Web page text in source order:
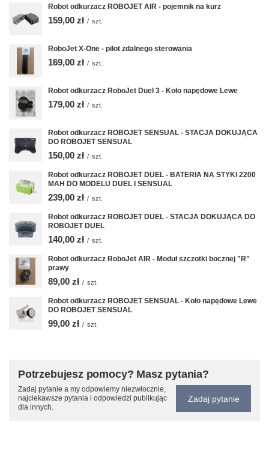
Robot odkurzacz ROBOJET AIR - pojemnik na kurz
159,00 zł / szt.
RoboJet X-One - pilot zdalnego sterowania
169,00 zł / szt.
Robot odkurzacz RoboJet Duel 3 - Koło napędowe Lewe
179,00 zł / szt.
Robot odkurzacz ROBOJET SENSUAL - STACJA DOKUJĄCA
DO ROBOJET SENSUAL
150,00 zł / szt.
Robot odkurzacz ROBOJET DUEL - BATERIA NA STYKI 2200
MAH DO MODELU DUEL I SENSUAL
239,00 zł / szt.
Robot odkurzacz ROBOJET DUEL - STACJA DOKUJĄCA DO
ROBOJET DUEL
140,00 zł / szt.
Robot odkurzacz RoboJet AIR - Moduł szczotki bocznej "R"
prawy
89,00 zł / szt.
Robot odkurzacz ROBOJET SENSUAL - Koło napędowe Lewe
DO ROBOJET SENSUAL
99,00 zł / szt.
Potrzebujesz pomocy? Masz pytania?
Zadaj pytanie a my odpowiemy niezwłocznie,
najciekawsze pytania i odpowiedzi publikując
dla innych.
Zadaj pytanie